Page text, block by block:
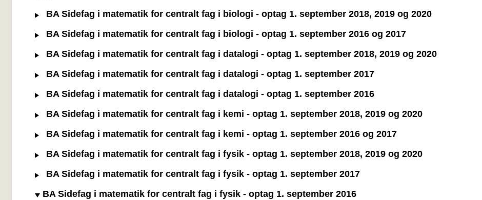
BA Sidefag i matematik for centralt fag i biologi - optag 1. september 2018, 2019 og 2020
BA Sidefag i matematik for centralt fag i biologi - optag 1. september 2016 og 2017
BA Sidefag i matematik for centralt fag i datalogi - optag 1. september 2018, 2019 og 2020
BA Sidefag i matematik for centralt fag i datalogi - optag 1. september 2017
BA Sidefag i matematik for centralt fag i datalogi - optag 1. september 2016
BA Sidefag i matematik for centralt fag i kemi - optag 1. september 2018, 2019 og 2020
BA Sidefag i matematik for centralt fag i kemi - optag 1. september 2016 og 2017
BA Sidefag i matematik for centralt fag i fysik - optag 1. september 2018, 2019 og 2020
BA Sidefag i matematik for centralt fag i fysik - optag 1. september 2017
BA Sidefag i matematik for centralt fag i fysik - optag 1. september 2016